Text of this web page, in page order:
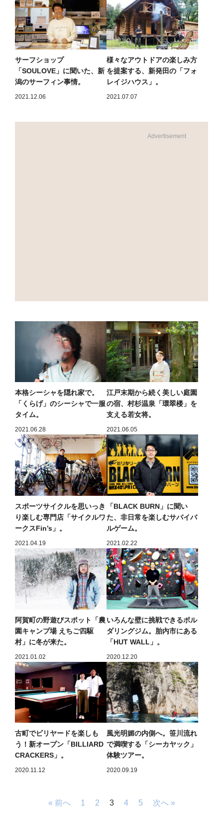
サーフショップ
「SOULOVE」に聞いた、新
潟のサーフィン事情。
2021.12.06
様々なアウトドアの楽しみ方
を提案する、新発田の「フォ
レイジハウス」。
2021.07.07
Advertisement
本格シーシャを隠れ家で。
「くらげ」のシーシャで一服
タイム。
2021.06.28
江戸末期から続く美しい庭園
の宿、村杉温泉「環翠楼」を
支える若女将。
2021.06.05
スポーツサイクルを思いっき
り楽しむ専門店「サイクルワ
ークスFin’s」。
2021.04.19
「BLACK BURN」に聞い
た、非日常を楽しむサバイバ
ルゲーム。
2021.02.22
阿賀町の野遊びスポット「農
園キャンプ場 えちご四駆
村」に冬が来た。
2021.01.02
いろんな壁に挑戦できるボル
ダリングジム。胎内市にある
「HUT WALL」。
2020.12.20
古町でビリヤードを楽しも
う！新オープン「BILLIARD
CRACKERS」。
2020.11.12
風光明媚の内側へ。笹川流れ
で満喫する「シーカヤック」
体験ツアー。
2020.09.19
« 前へ 1 2 3 4 5 次へ »